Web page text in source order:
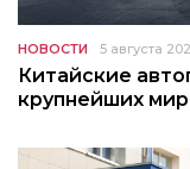
НОВОСТИ 5 августа
Китайские
крупнейших